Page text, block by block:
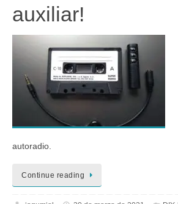
auxiliar!
autoradio.
Continue reading